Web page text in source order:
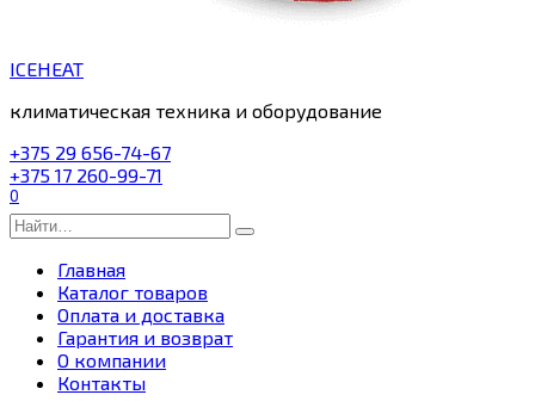
ICEHEAT
климатическая техника и оборудование
+375 29 656-74-67
+375 17 260-99-71
0
Search
for:
Главная
Каталог товаров
Оплата и доставка
Гарантия и возврат
О компании
Контакты